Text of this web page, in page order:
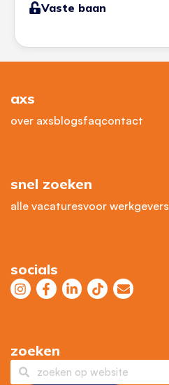
Vaste baan
axs
over axsblogsfaqcontact
snel zoeken
alle vacaturesvoor werkgevers
socials
zoeken